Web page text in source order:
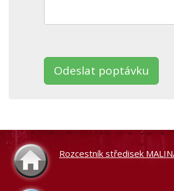
pole
prázdné.
Rozcestník středisek